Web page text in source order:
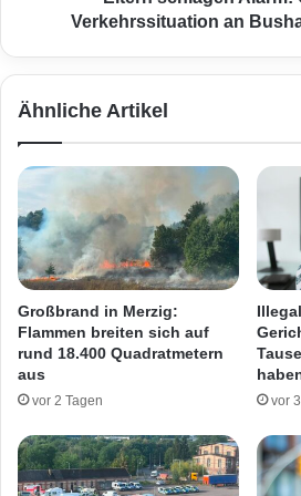
T
i
i
e
r
n
g
m
H
e
A
r
m
:
G
e
ä
l
c
h
e
Verkehrssituation an
Ähnliche Artikel
Großbrand in Merzig:
Flammen breiten sich auf
rund 18.400 Quadratmetern
aus
vor 2 Tagen vor